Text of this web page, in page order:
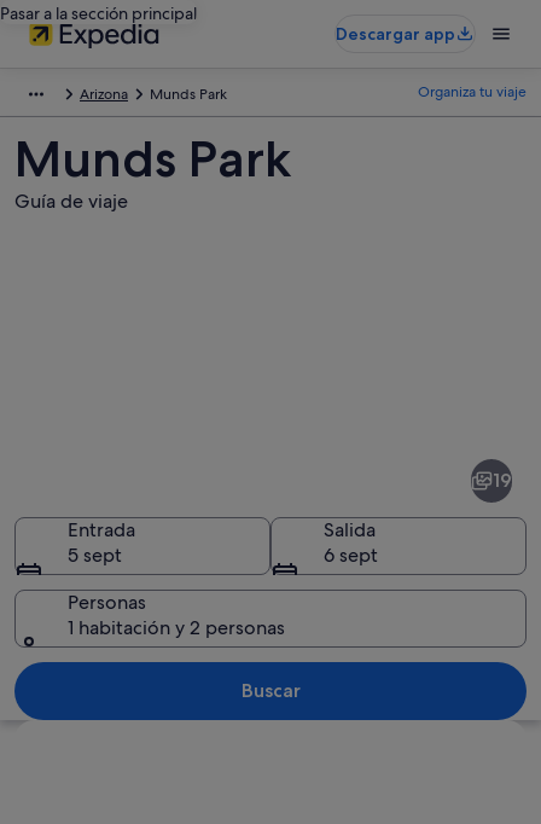
Pasar a la sección principal
Descargar app
Arizona Munds Park Organiza tu viaje
Munds Park
Guía de viaje
Paisaje desértico con formaciones
19
Entrada
5 sept
Salida
6 sept
Personas
1 habitación y 2 personas
Buscar